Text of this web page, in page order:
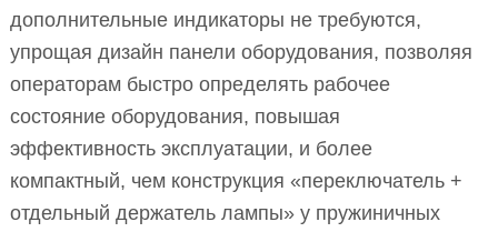
дополнительные индикаторы не требуются,
упрощая дизайн панели оборудования, позволяя
операторам быстро определять рабочее
состояние оборудования, повышая
эффективность эксплуатации, и более
компактный, чем конструкция «переключатель +
отдельный держатель лампы» у пружиничных